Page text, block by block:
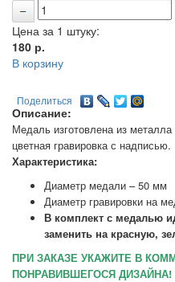
Цена за 1 штуку:
180 р.
В корзину
Поделиться
Описание:
Медаль изготовлена из
цветная гравировка с надписью.
Характеристика:
Диаметр медали – 50 мм
Диаметр гравировки на
В комплект с медалью
заменить на красную,
ПРИ ЗАКАЗЕ УКАЖИТЕ В
ПОНРАВИВШЕГОСЯ ДИЗАЙНА!